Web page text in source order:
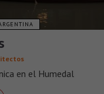
en el Humedal